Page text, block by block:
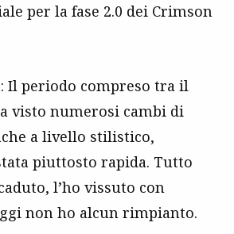
per la fase 2.0 dei Crimson
: Il periodo compreso tra il
visto numerosi cambi di
a livello stilistico,
piuttosto rapida. Tutto
l’ho vissuto con
non ho alcun rimpianto.